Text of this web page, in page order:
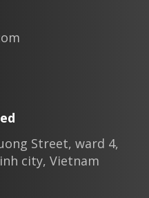
Street, ward 4,
city, Vietnam